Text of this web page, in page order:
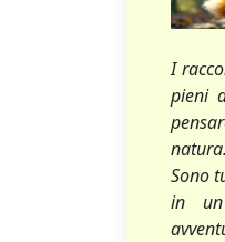
I
pieni
natura.
Sono
in